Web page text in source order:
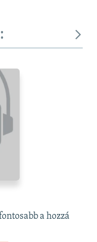
a hozzá